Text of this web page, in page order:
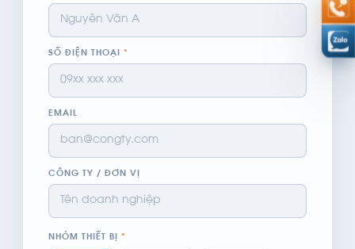
SỐ ĐIỆN THOẠI *
EMAIL
CÔNG TY / ĐƠN VỊ
NHÓM THIẾT BỊ *